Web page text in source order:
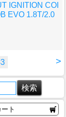
IGNITION COI
EVO 1.8T/2.0
>
ート